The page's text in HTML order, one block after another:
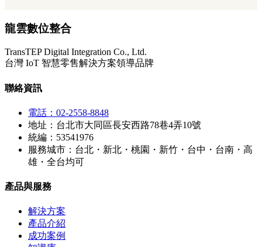
龍雲數位整合
TransTEP Digital Integration Co., Ltd.
台灣 IoT 智慧零售解決方案領導品牌
聯絡資訊
電話：02-2558-8848
地址：台北市大同區長安西路78巷4弄10號
統編：53541976
服務城市：台北・新北・桃園・新竹・台中・台南・高
雄・全台均可
產品與服務
解決方案
產品介紹
成功案例